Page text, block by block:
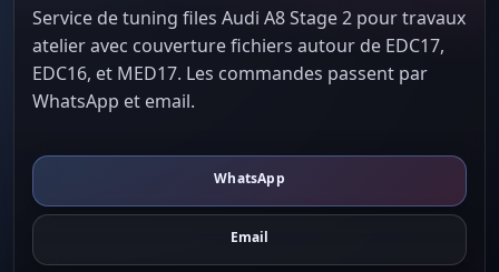
Service de tuning files Audi A8 Stage 2 pour travaux
atelier avec couverture fichiers autour de EDC17,
EDC16, et MED17. Les commandes passent par
WhatsApp et email.
WhatsApp
Email